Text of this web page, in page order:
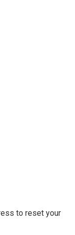
to reset your